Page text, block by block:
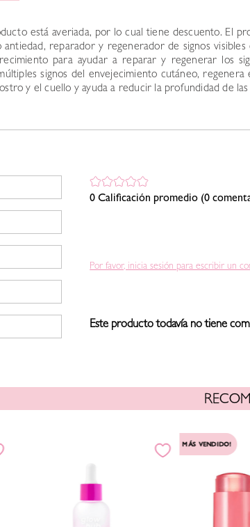
está averiada, por lo cual tiene descuento. El
reparador y regenerador de signos visibles
para ayudar a reparar y regenerar los
signos del envejecimiento cutáneo, regenera
y el cuello y ayuda a reducir la profundidad de las
0 Calificación promedio (0
Por favor, inicia sesión para escribir un
Este producto todavía no tiene
MÁS VENDIDO!